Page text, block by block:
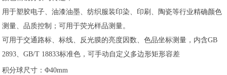
用于塑胶电子、油漆油墨、纺织服装印染、印刷、陶瓷等行业精确颜色
测量、品质控制；可用于荧光样品测量。
可用于交通路标、标线、反光膜的亮度因数、色品坐标测量，内含GB
2893、GB/T 18833标准色，可手动自定义多边形矩形容差
积分球尺寸：Φ40mm